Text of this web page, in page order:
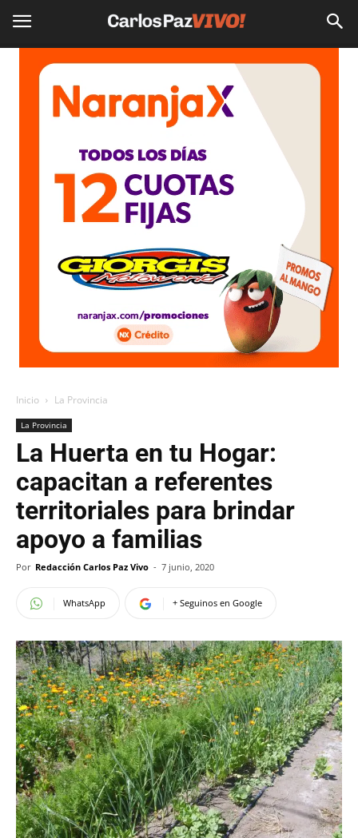
Inicio La Provincia
La Provincia
La Huerta en tu Hogar:
capacitan a referentes
territoriales para brindar
apoyo a familias
Por Redacción Carlos Paz Vivo - 7 junio, 2020
WhatsApp + Seguinos en Google